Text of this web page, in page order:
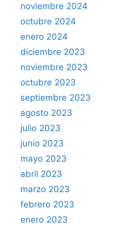
noviembre 2024
octubre 2024
enero 2024
diciembre 2023
noviembre 2023
octubre 2023
septiembre 2023
agosto 2023
julio 2023
junio 2023
mayo 2023
abril 2023
marzo 2023
febrero 2023
enero 2023